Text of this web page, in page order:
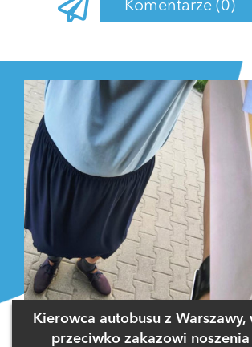
Komentarze (0)
Kierowca autobusu z
przeciwko zakazowi